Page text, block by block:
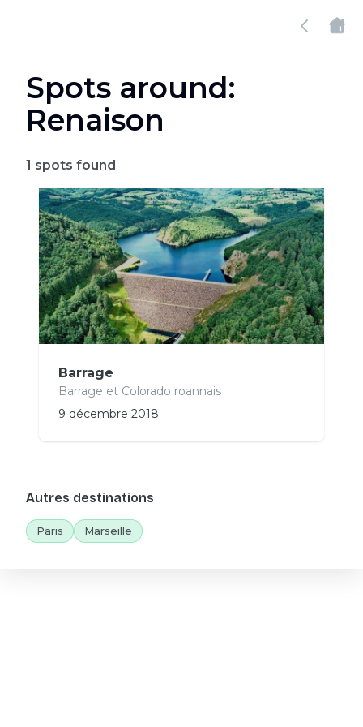
Spots around:
Renaison
1 spots found
Barrage
Barrage et Colorado roannais
9 décembre 2018
Autres destinations
Paris Marseille